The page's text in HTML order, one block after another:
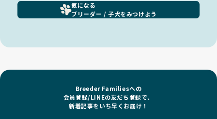
気になる
ブリーダー / 子犬をみつけよう
Breeder Familiesへの
会員登録/LINEの友だち登録で、
新着記事をいち早くお届け！